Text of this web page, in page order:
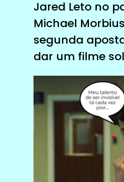
Jared Leto no
Michael
segunda
dar um filme